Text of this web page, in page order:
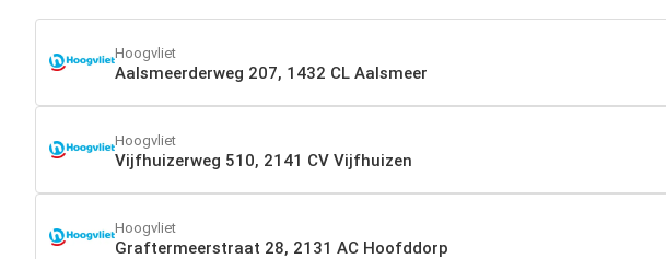
Hoogvliet
Aalsmeerderweg 207, 1432 CL Aalsmeer
Hoogvliet
Vijfhuizerweg 510, 2141 CV Vijfhuizen
Hoogvliet
Graftermeerstraat 28, 2131 AC Hoofddorp